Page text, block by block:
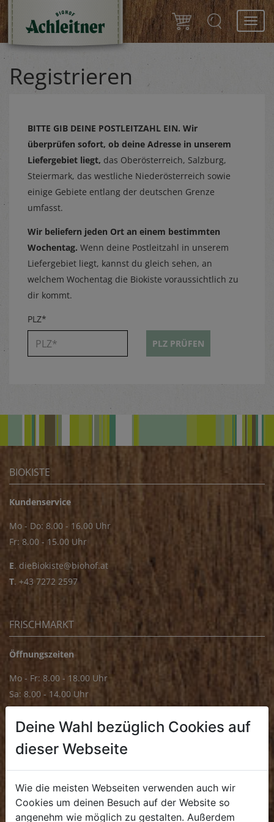
Registrieren
BITTE GIB DEINE POSTLEITZAHL EIN. Wir
überprüfen sofort, ob deine Adresse in unserem
Liefergebiet liegt, das Oberösterreich, Salzburg,
Steiermark, das westliche Niederösterreich sowie
einige Gebiete entlang der deutschen Grenze
umfasst.
Wir beliefern jeden Ort an einem bestimmten
Wochentag. Wenn deine Postleitzahl in unserem
Liefergebiet liegt, kannst du gleich sehen, an
welchem Wochentag die Biokiste voraussichtlich zu
dir kommt.
PLZ*
PLZ PRÜFEN
BIOKISTE
Kundenservice
Mo - Do: 8.00 - 16.00 Uhr
Fr: 8.00 - 15.00 Uhr
E. dieBiokiste@biohof.at
T. +43 7272 2597
FRISCHMARKT
Öffnungszeiten
Mo - Fr: 8.00 - 18.00 Uhr
Sa: 8.00 - 14.00 Uhr
Mo - Fr: 8.00 - 16.00 Uhr
. +43 7272 4859 70
Deine Wahl bezüglich Cookies auf
dieser Webseite
Wie die meisten Webseiten verwenden auch wir
Cookies um deinen Besuch auf der Website so
angenehm wie möglich zu gestalten. Außerdem